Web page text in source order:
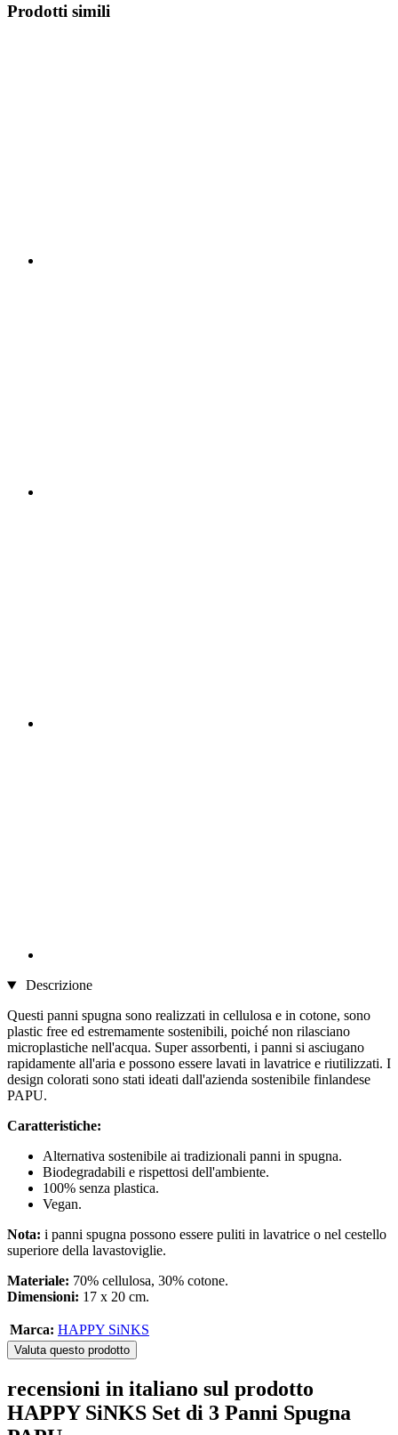
Prodotti simili
Descrizione
Questi panni spugna sono realizzati in cellulosa e in cotone, sono
plastic free ed estremamente sostenibili, poiché non rilasciano
microplastiche nell'acqua. Super assorbenti, i panni si asciugano
rapidamente all'aria e possono essere lavati in lavatrice e riutilizzati. I
design colorati sono stati ideati dall'azienda sostenibile finlandese
PAPU.
Caratteristiche:
Alternativa sostenibile ai tradizionali panni in spugna.
Biodegradabili e rispettosi dell'ambiente.
100% senza plastica.
Vegan.
Nota: i panni spugna possono essere puliti in lavatrice o nel cestello
superiore della lavastoviglie.
Materiale: 70% cellulosa, 30% cotone.
Dimensioni: 17 x 20 cm.
Marca: HAPPY SiNKS
Valuta questo prodotto
recensioni in italiano sul prodotto
HAPPY SiNKS Set di 3 Panni Spugna